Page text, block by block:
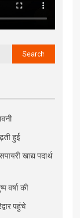
हुई
खाद्य पदार्थ
वर्षा की
पहुंचे